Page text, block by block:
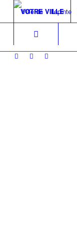
VOTRE VILLE